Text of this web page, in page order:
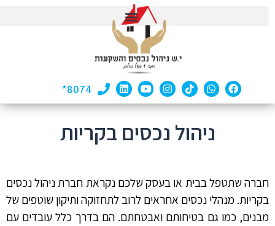
8074*
ניהול נכסים בקריות
חברה שתטפל בבית או בעסק שלכם נקראת חברת ניהול נכסים
בקריות. מנהלי נכסים אחראים לרוב לתחזוקה ותיקון שוטפים של
מבנים, כמו גם בטיחותם ואבטחתם. הם בדרך כלל עובדים עם